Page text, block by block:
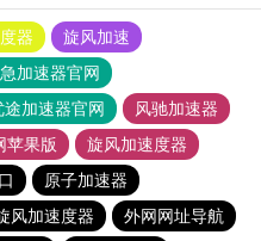
器
旋风加速
加速器官网
途加速器官网
风驰加速器
苹果版
旋风加速度器
原子加速器
风加速度器
外网网址导航